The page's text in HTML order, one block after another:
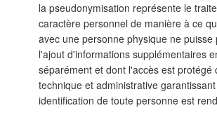
la pseudonymisation représente le
caractère personnel de manière à ce
avec une personne physique ne puisse
l'ajout d'informations supplémentaires
séparément et dont l'accès est protégé
technique et administrative
identification de toute personne est